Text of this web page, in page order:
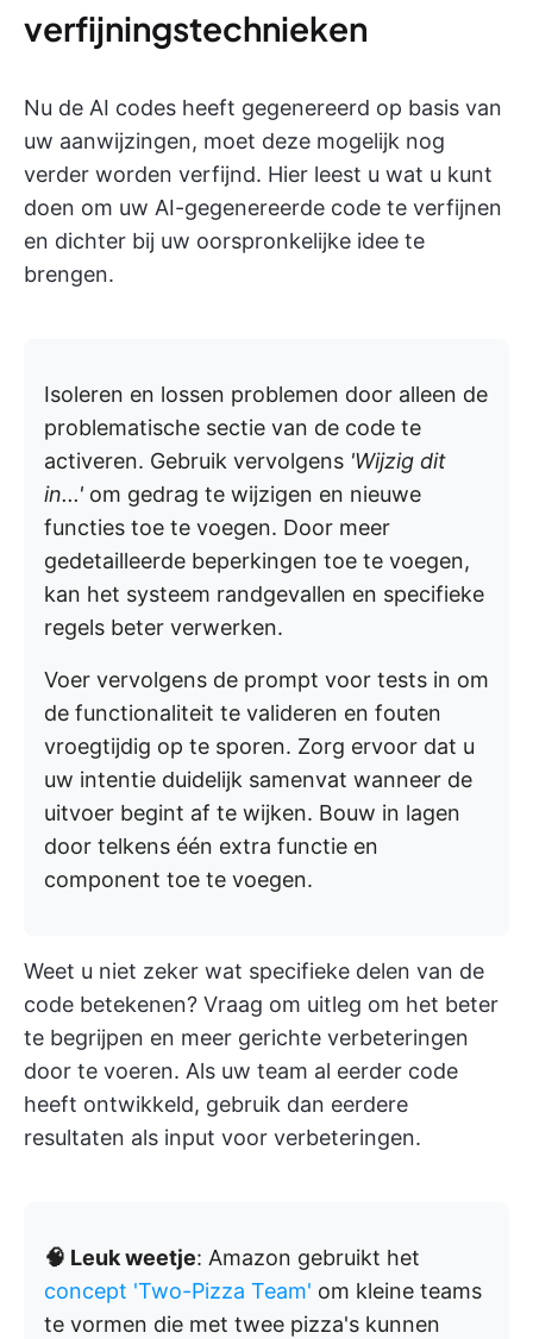
verfijningstechnieken
Nu de AI codes heeft gegenereerd op basis van
uw aanwijzingen, moet deze mogelijk nog
verder worden verfijnd. Hier leest u wat u kunt
doen om uw AI-gegenereerde code te verfijnen
en dichter bij uw oorspronkelijke idee te
brengen.
Isoleren en lossen problemen door alleen de
problematische sectie van de code te
activeren. Gebruik vervolgens 'Wijzig dit
in...' om gedrag te wijzigen en nieuwe
functies toe te voegen. Door meer
gedetailleerde beperkingen toe te voegen,
kan het systeem randgevallen en specifieke
regels beter verwerken.
Voer vervolgens de prompt voor tests in om
de functionaliteit te valideren en fouten
vroegtijdig op te sporen. Zorg ervoor dat u
uw intentie duidelijk samenvat wanneer de
uitvoer begint af te wijken. Bouw in lagen
door telkens één extra functie en
component toe te voegen.
Weet u niet zeker wat specifieke delen van de
code betekenen? Vraag om uitleg om het beter
te begrijpen en meer gerichte verbeteringen
door te voeren. Als uw team al eerder code
heeft ontwikkeld, gebruik dan eerdere
resultaten als input voor verbeteringen.
🧠 Leuk weetje: Amazon gebruikt het
concept 'Two-Pizza Team' om kleine teams
te vormen die met twee pizza's kunnen